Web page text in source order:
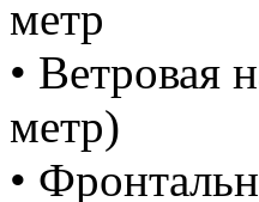
метр
• Ветровая
метр)
•